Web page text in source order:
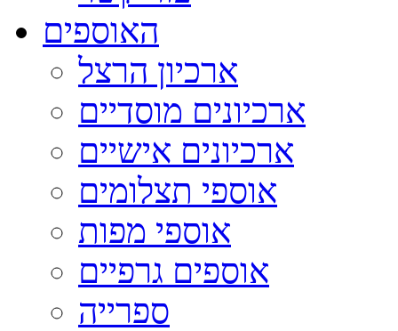
האוספים
ארכיון הרצל
ארכיונים מוסדיים
ארכיונים אישיים
אוספי תצלומים
אוספי מפות
אוספים גרפיים
ספרייה